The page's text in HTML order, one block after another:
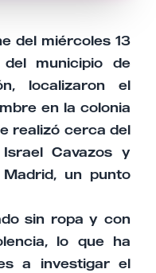
del miércoles 13
municipio de
localizaron el
en la colonia
realizó cerca del
Cavazos y
un punto
sin ropa y con
lo que ha
a investigar el